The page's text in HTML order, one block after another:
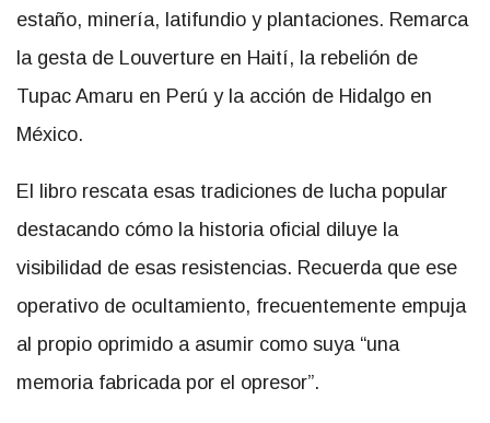
estaño, minería, latifundio y plantaciones. Remarca
la gesta de Louverture en Haití, la rebelión de
Tupac Amaru en Perú y la acción de Hidalgo en
México.
El libro rescata esas tradiciones de lucha popular
destacando cómo la historia oficial diluye la
visibilidad de esas resistencias. Recuerda que ese
operativo de ocultamiento, frecuentemente empuja
al propio oprimido a asumir como suya “una
memoria fabricada por el opresor”.